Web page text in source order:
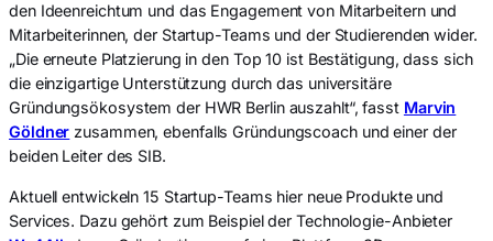
den Ideenreichtum und das Engagement von Mitarbeitern und
Mitarbeiterinnen, der Startup-Teams und der Studierenden wider.
„Die erneute Platzierung in den Top 10 ist Bestätigung, dass sich
die einzigartige Unterstützung durch das universitäre
Gründungsökosystem der HWR Berlin auszahlt“, fasst Marvin
Göldner zusammen, ebenfalls Gründungscoach und einer der
beiden Leiter des SIB.
Aktuell entwickeln 15 Startup-Teams hier neue Produkte und
Services. Dazu gehört zum Beispiel der Technologie-Anbieter